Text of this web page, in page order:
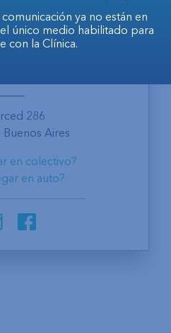
286
Buenos Aires
en colectivo?
en auto?
ya no están en
único medio habilitado para
con la Clínica.